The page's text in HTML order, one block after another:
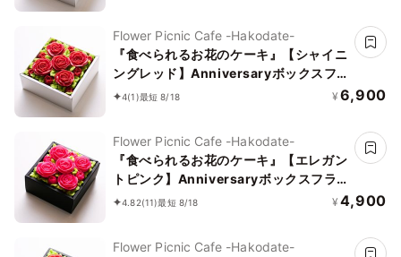
Flower Picnic Cafe -Hakodate-
『食べられるお花のケーキ』【シャイニ
ングレッド】Anniversaryボックスフ
ラワーケーキ
4(1)最短 8/18 ¥ 6,900
Flower Picnic Cafe -Hakodate-
『食べられるお花のケーキ』【エレガン
トピンク】Anniversaryボックスフラ
ワーケーキ＜ミニサイズ＞
4.82(11)最短 8/18 ¥ 4,900
Flower Picnic Cafe -Hakodate-